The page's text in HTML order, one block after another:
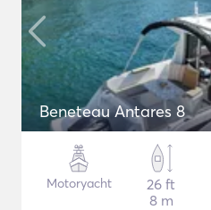
Beneteau Antares 8
Motoryacht
26 ft
8 m